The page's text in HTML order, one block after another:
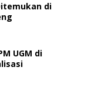
di
UGM di